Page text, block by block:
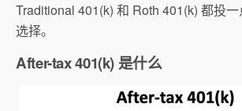
Traditional 401(k) 和 Roth 401(k) 都投
选择。
After-tax 401(k) 是什么